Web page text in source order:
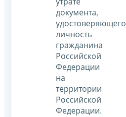
документа,
удостоверяющего
личность
гражданина
Российской
Федерации
на
территории
Российской
Федерации.